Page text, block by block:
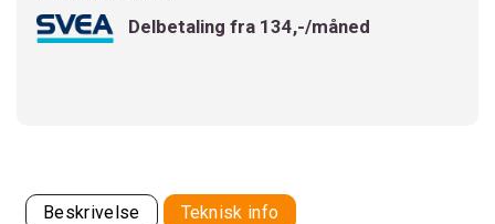
Delbetaling fra 134,-/måned
Beskrivelse Teknisk info